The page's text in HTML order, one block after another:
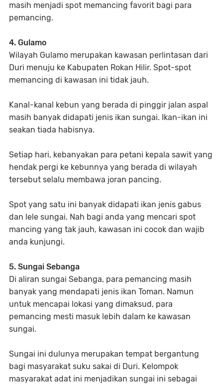
masih menjadi spot memancing favorit bagi para
pemancing.
4. Gulamo
Wilayah Gulamo merupakan kawasan perlintasan dari
Duri menuju ke Kabupaten Rokan Hilir. Spot-spot
memancing di kawasan ini tidak jauh.
Kanal-kanal kebun yang berada di pinggir jalan aspal
masih banyak didapati jenis ikan sungai. Ikan-ikan ini
seakan tiada habisnya.
Setiap hari, kebanyakan para petani kepala sawit yang
hendak pergi ke kebunnya yang berada di wilayah
tersebut selalu membawa joran pancing.
Spot yang satu ini banyak didapati ikan jenis gabus
dan lele sungai. Nah bagi anda yang mencari spot
mancing yang tak jauh, kawasan ini cocok dan wajib
anda kunjungi.
5. Sungai Sebanga
Di aliran sungai Sebanga, para pemancing masih
banyak yang mendapati jenis ikan Toman. Namun
untuk mencapai lokasi yang dimaksud, para
pemancing mesti masuk lebih dalam ke kawasan
sungai.
Sungai ini dulunya merupakan tempat bergantung
bagi masyarakat suku sakai di Duri. Kelompok
masyarakat adat ini menjadikan sungai ini sebagai